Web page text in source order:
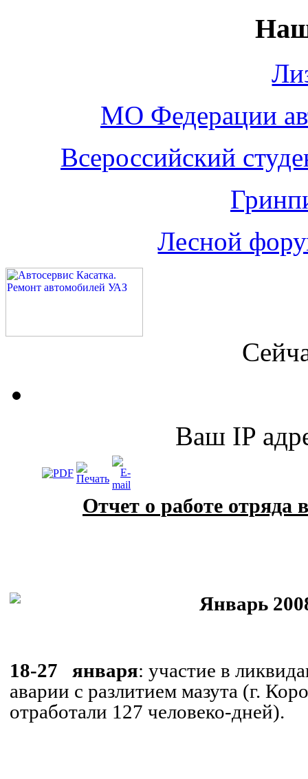
МО Федерации
Всероссийский
Лесной
Ваш IP
Отчет о работе отряда
Январь
18-27
января: участие в
аварии с разлитием мазута (г.
отработали 127 человеко-дней).